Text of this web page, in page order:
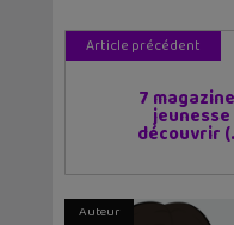
Article précédent
7
jeunesse
découvrir
Auteur